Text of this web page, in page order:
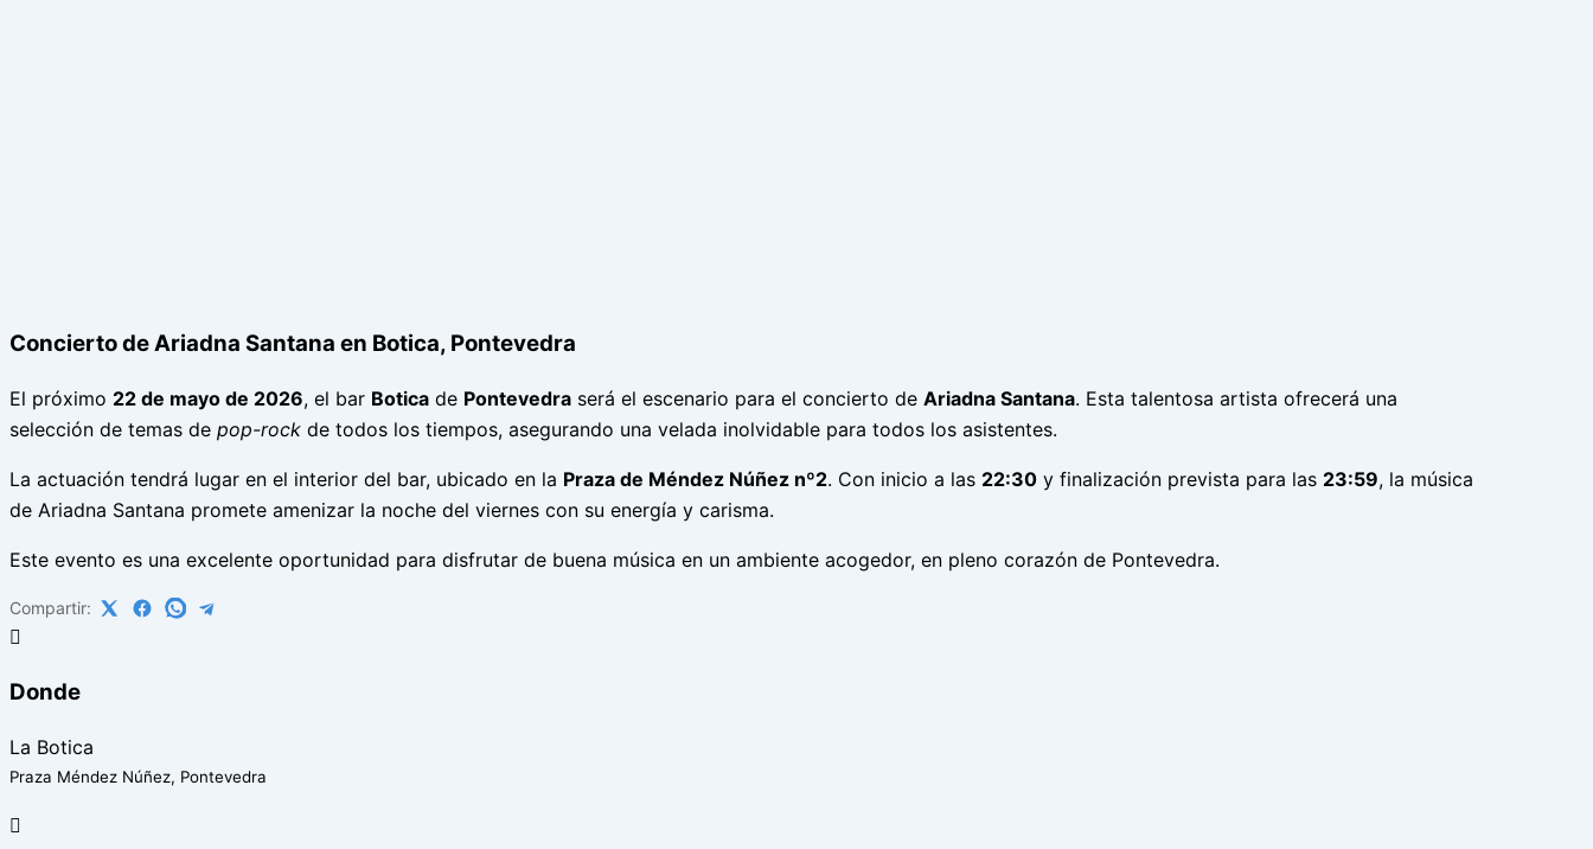
Concierto de Ariadna Santana en Botica, Pontevedra
El próximo 22 de mayo de 2026, el bar Botica de Pontevedra será el escenario para el concierto de Ariadna Santana. Esta talentosa artista ofrecerá una
selección de temas de pop-rock de todos los tiempos, asegurando una velada inolvidable para todos los asistentes.
La actuación tendrá lugar en el interior del bar, ubicado en la Praza de Méndez Núñez nº2. Con inicio a las 22:30 y finalización prevista para las 23:59, la música
de Ariadna Santana promete amenizar la noche del viernes con su energía y carisma.
Este evento es una excelente oportunidad para disfrutar de buena música en un ambiente acogedor, en pleno corazón de Pontevedra.
Compartir:
Donde
La Botica
Praza Méndez Núñez, Pontevedra